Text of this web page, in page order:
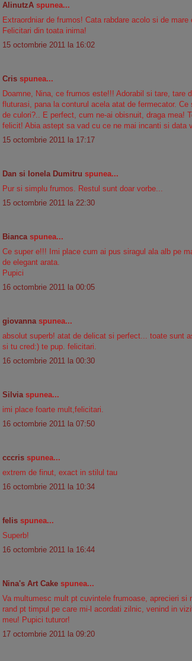
AlinutzA spunea...
Extraordniar de frumos! Cata rabdare acolo si de mare
Felicitari din toata inima!
15 octombrie 2011 la 16:02
Cris spunea...
Doamne, Nina, ce frumos este!!! Adorabil si tare, tare
fluturasi, pana la conturul acela atat de fermecator. Ce
de culori?.. E perfect, cum ne-ai obisnuit, draga mea!
felicit! Abia astept sa vad cu ce ne mai incanti si data
15 octombrie 2011 la 17:17
Dan si Ionela Dumitru spunea...
Pur si simplu frumos. Restul sunt doar vorbe...
15 octombrie 2011 la 22:30
Biancaspunea...
Ce super e!!! Imi place cum ai pus siragul ala alb pe
de elegant arata.
Pupici
16 octombrie 2011 la 00:05
giovannaspunea...
absolut superb! atat de delicat si perfect... toate sunt
si tu cred:) te pup. felicitari.
16 octombrie 2011 la 00:30
Silviaspunea...
imi place foarte mult,felicitari.
16 octombrie 2011 la 07:50
cccris spunea...
extrem de finut, exact in stilul tau
16 octombrie 2011 la 10:34
felis spunea...
Superb!
16 octombrie 2011 la 16:44
Nina's Art Cake spunea...
Va multumesc mult pt cuvintele frumoase, aprecieri si
rand pt timpul pe care mi-l acordati zilnic, venind in
meu! Pupici tuturor!
17 octombrie 2011 la 09:20